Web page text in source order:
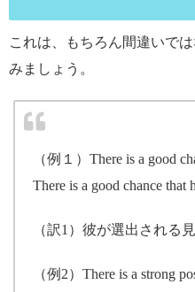
これは、もちろん間違いで
みましょう。
（例１）There is a good
There is a good chance that
（訳1）彼が選出される
（例2）There is a strong